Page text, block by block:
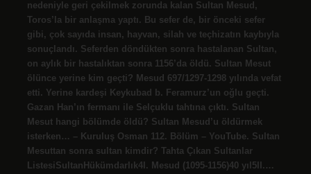
nedeniyle geri çekilmek zorunda kalan Sultan Mesud,
Toros’la bir anlaşma yaptı. Bu sefer de, bir önceki sefer
gibi, çok sayıda insan, hayvan, silah ve teçhizatın kaybıyla
sonuçlandı. Seferden döndükten sonra hastalanan Sultan,
on aylık bir hastalıktan sonra 1156’da öldü. Sultan Mesut
ölünce yerine kim geçti? Mesud 697/1297-1298 yılında vefat
etti. Yerine kardeşi Keykubad b. Feramurz’un oğlu geçti.
Gazan Han’ın fermanı ile Selçuklu tahtına çıktı. Sultan
Mesut hangi bölümde öldü? Sultan Mesud’u öldürmek
isterken… – Kuruluş Osman 112. Bölüm – YouTube. Sultan
Mesuttan sonra sultan kimdir? Tahta Çıkan Sultanlar
ListesiSultanHükümdarlık4I. Mesud (1095-1156)40 yıl5II.…